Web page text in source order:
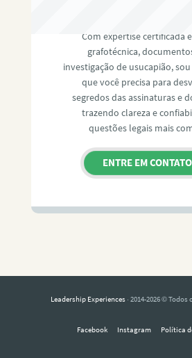
Com expertise certificada
grafotécnica,
investigação de usucapião,
que você precisa para
segredos das assinaturas e
trazendo clareza e
questões legais mais
ENTRE EM CONTATO
Leadership Experiences · 2014-2026 ©
Facebook Instagram Política